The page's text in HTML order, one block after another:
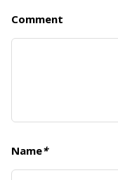
Comment
Name*